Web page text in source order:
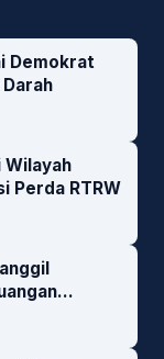
Demokrat
Wilayah
Perda RTRW